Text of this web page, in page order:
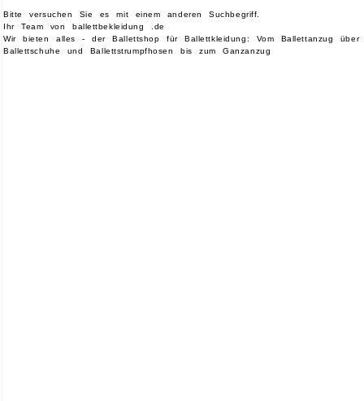
Bitte versuchen Sie es mit einem anderen Suchbegriff.
Ihr Team von ballettbekleidung .de
Wir bieten alles - der Ballettshop für Ballettkleidung: Vom Ballettanzug über
Ballettschuhe und Ballettstrumpfhosen bis zum Ganzanzug